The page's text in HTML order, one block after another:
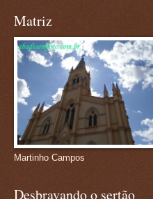
Matriz
Martinho Campos
Desbravando o sertão